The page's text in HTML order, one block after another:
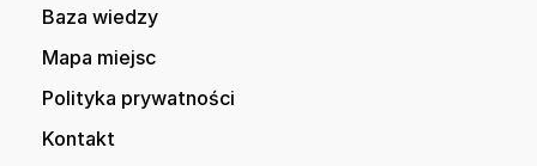
Baza wiedzy
Mapa miejsc
Polityka prywatności
Kontakt